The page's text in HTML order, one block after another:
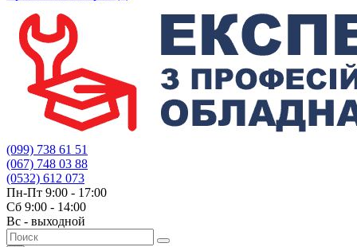
(099) 738 61 51
(067) 748 03 88
(0532) 612 073
Пн-Пт 9:00 - 17:00
Сб 9:00 - 14:00
Вс - выходной